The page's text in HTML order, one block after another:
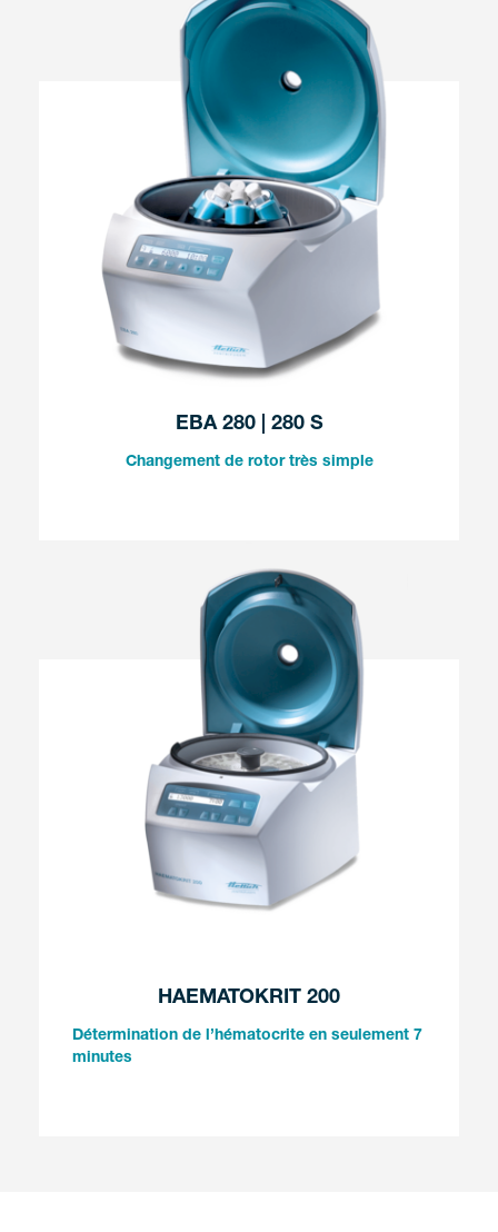
EBA 280 | 280 S
Changement de rotor très simple
HAEMATOKRIT 200
Détermination de l’hématocrite en seulement 7
minutes